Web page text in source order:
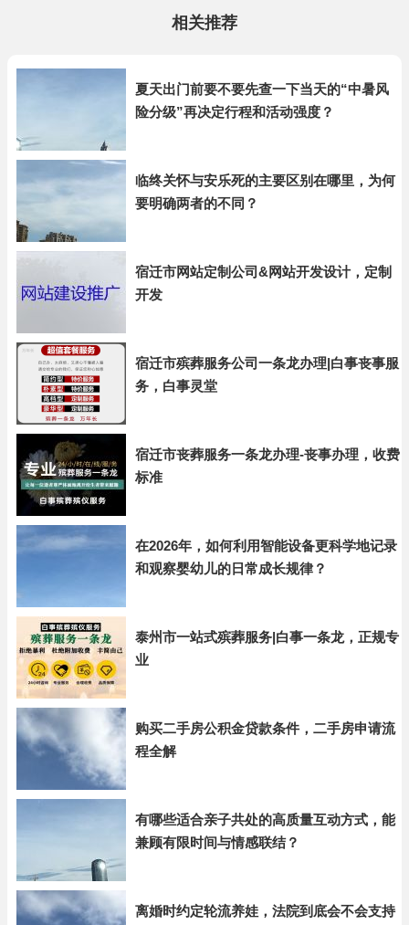
相关推荐
夏天出门前要不要先查一下当天的“中暑风
险分级”再决定行程和活动强度？
临终关怀与安乐死的主要区别在哪里，为何
要明确两者的不同？
宿迁市网站定制公司&网站开发设计，定制
开发
宿迁市殡葬服务公司一条龙办理|白事丧事服
务，白事灵堂
宿迁市丧葬服务一条龙办理-丧事办理，收费
标准
在2026年，如何利用智能设备更科学地记录
和观察婴幼儿的日常成长规律？
泰州市一站式殡葬服务|白事一条龙，正规专
业
购买二手房公积金贷款条件，二手房申请流
程全解
有哪些适合亲子共处的高质量互动方式，能
兼顾有限时间与情感联结？
离婚时约定轮流养娃，法院到底会不会支持